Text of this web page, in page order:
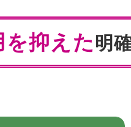
を抑えた 明